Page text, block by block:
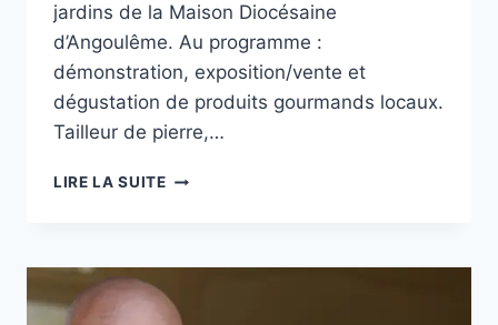
jardins de la Maison Diocésaine
d’Angoulême. Au programme :
démonstration, exposition/vente et
dégustation de produits gourmands locaux.
Tailleur de pierre,…
LIRE LA SUITELE
SON
PREMIER
MARCHÉ